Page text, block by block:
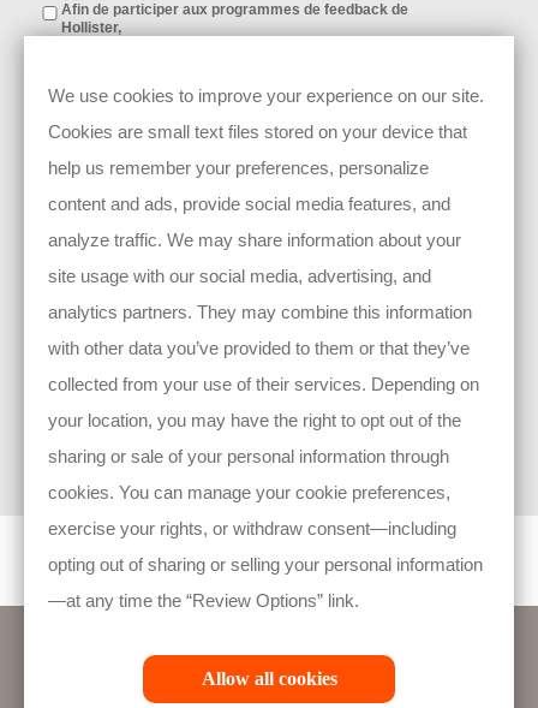
We use cookies to improve your experience on our site.
Cookies are small text files stored on your device that
help us remember your preferences, personalize
content and ads, provide social media features, and
analyze traffic. We may share information about your
site usage with our social media, advertising, and
analytics partners. They may combine this information
with other data you’ve provided to them or that they’ve
collected from your use of their services. Depending on
your location, you may have the right to opt out of the
sharing or sale of your personal information through
cookies. You can manage your cookie preferences,
exercise your rights, or withdraw consent—including
opting out of sharing or selling your personal information
—at any time the “Review Options” link.
Allow all cookies
Afin de participer aux programmes de feedback de
Hollister,
(par ex. : numéro de téléphone et adresse e-mail), âge/date de naissance, genre et
informations médicales, qui consistent en des données relatives à ma santé et
chirurgie, utilisation du produit, problèmes de peau, style de vie), le cas échéant, à cet
groupe (voir le lien ci-dessous).
moment. Pour retirer votre consentement ou apporter des modifications à vos
préférences de communication, contactez-nous à
l’avenir, c’est-à-dire que le retrait de votre consentement n’affecte pas la licité du
votre consentement.
notreGroup Companies Page. Vous trouverez de plus amples détails
concernant le traitement de vos données personnelles et vos droits légaux dans